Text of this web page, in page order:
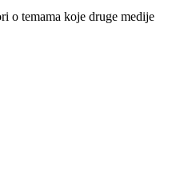
o temama koje druge medije